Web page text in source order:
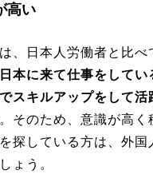
高い
、日本人労働者と比べ
日本に来て仕事をしてい
スキルアップをして活
。そのため、意識が高く
探している方は、外国
ょう。